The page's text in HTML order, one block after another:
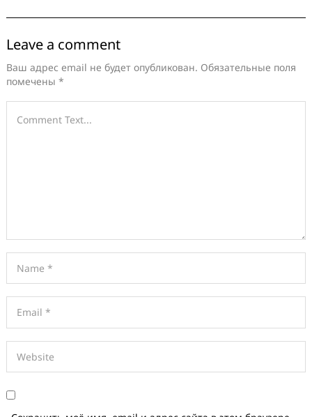
Leave a comment
Ваш адрес email не будет опубликован. Обязательные поля
помечены *